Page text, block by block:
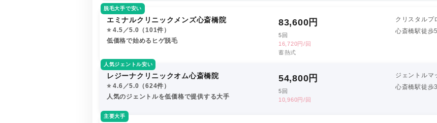
脱毛大手で安い
エミナルクリニックメンズ心斎橋院
⭐️ 4.5／5.0（101件）
低価格で始めるヒゲ脱毛
83,600 円
5回
16,720円/回
蓄熱式
クリスタルプ
心斎橋駅徒歩
人気ジェントル安い
レジーナクリニックオム心斎橋院
⭐️ 4.6／5.0（624件）
人気のジェントルを低価格で提供する大手
54,800 円
5回
10,960円/回
ジェントルマ
心斎橋駅徒歩
主要大手